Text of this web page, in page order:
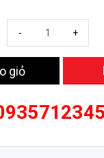
+
-
giỏ